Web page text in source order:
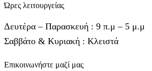
Ώρες λειτουργείας
Δευτέρα – Παρασκευή : 9 π.μ – 5 μ.μ
Σαββάτο & Κυριακή : Κλειστά
Επικοινωνήστε μαζί μας